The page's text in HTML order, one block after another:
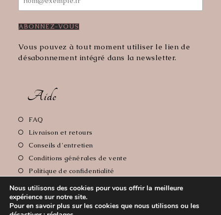
Vous pouvez à tout moment utiliser le lien de
désabonnement intégré dans la newsletter.
Aide
FAQ
dans
nouvel
onglet
Livraison et retours
nouvel
onglet
Conseils d'entretien
dans
nouvel
onglet
Conditions générales de vente
un
nouvel
Politique de confidentialité
un
onglet
Mentions Légales
dans
un
Nous utilisons des cookies pour vous offrir la meilleure
expérience sur notre site.
Pour en savoir plus sur les cookies que nous utilisons ou les